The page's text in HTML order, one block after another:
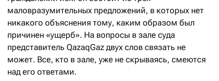
маловразумительных предложений, в которых нет
никакого объяснения тому, каким образом был
причинен «ущерб». На вопросы в зале суда
представитель QazaqGaz двух слов связать не
может. Все, кто в зале, уже не скрываясь, смеются
над его ответами.